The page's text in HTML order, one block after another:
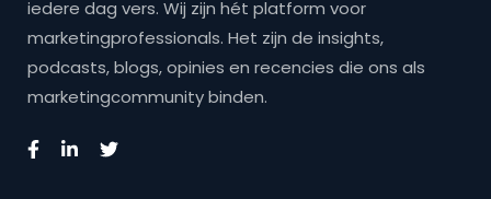
iedere dag vers. Wij zijn hét platform voor
marketingprofessionals. Het zijn de insights,
podcasts, blogs, opinies en recencies die ons als
marketingcommunity binden.